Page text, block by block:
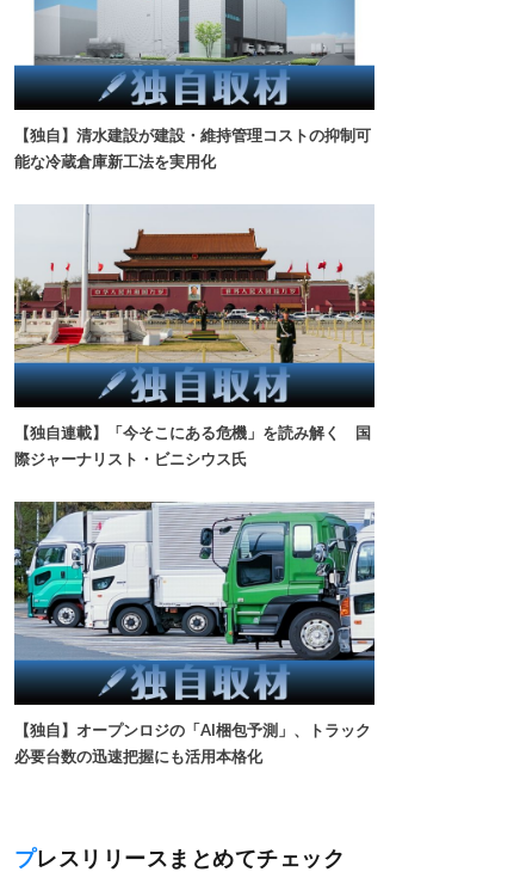
【独自】清水建設が建設・維持管理コストの抑制可
能な冷蔵倉庫新工法を実用化
【独自連載】「今そこにある危機」を読み解く 国
際ジャーナリスト・ビニシウス氏
【独自】オープンロジの「AI梱包予測」、トラック
必要台数の迅速把握にも活用本格化
プレスリリースまとめてチェック